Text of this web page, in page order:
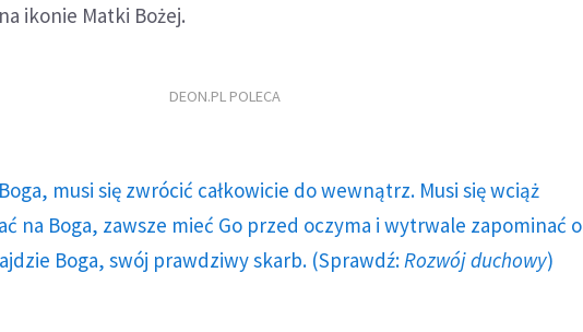
ikonie Matki Bożej.
DEON.PL POLECA
musi się zwrócić całkowicie do wewnątrz. Musi się wciąż
na Boga, zawsze mieć Go przed oczyma i wytrwale zapominać o
Boga, swój prawdziwy skarb. (Sprawdź: Rozwój duchowy)